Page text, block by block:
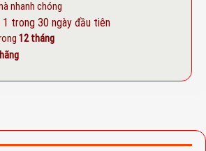
nhanh chóng
1 trong 30 ngày đầu tiên
12 tháng